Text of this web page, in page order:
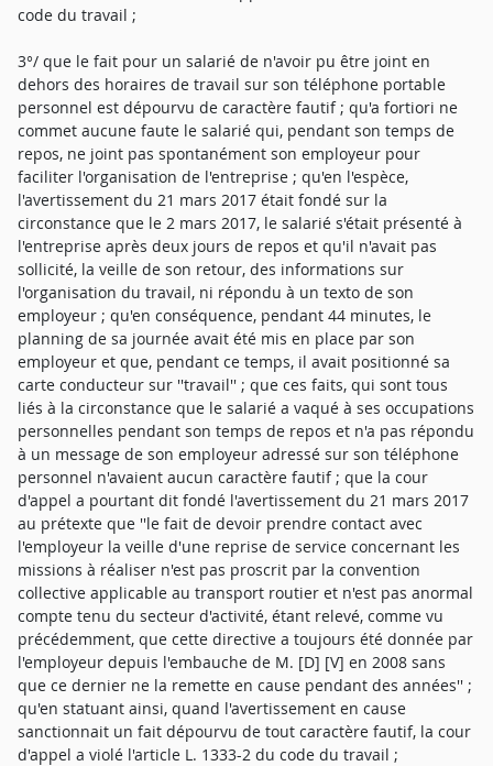
code du travail ;
3°/ que le fait pour un salarié de n'avoir pu être joint en
dehors des horaires de travail sur son téléphone portable
personnel est dépourvu de caractère fautif ; qu'a fortiori ne
commet aucune faute le salarié qui, pendant son temps de
repos, ne joint pas spontanément son employeur pour
faciliter l'organisation de l'entreprise ; qu'en l'espèce,
l'avertissement du 21 mars 2017 était fondé sur la
circonstance que le 2 mars 2017, le salarié s'était présenté à
l'entreprise après deux jours de repos et qu'il n'avait pas
sollicité, la veille de son retour, des informations sur
l'organisation du travail, ni répondu à un texto de son
employeur ; qu'en conséquence, pendant 44 minutes, le
planning de sa journée avait été mis en place par son
employeur et que, pendant ce temps, il avait positionné sa
carte conducteur sur ''travail'' ; que ces faits, qui sont tous
liés à la circonstance que le salarié a vaqué à ses occupations
personnelles pendant son temps de repos et n'a pas répondu
à un message de son employeur adressé sur son téléphone
personnel n'avaient aucun caractère fautif ; que la cour
d'appel a pourtant dit fondé l'avertissement du 21 mars 2017
au prétexte que ''le fait de devoir prendre contact avec
l'employeur la veille d'une reprise de service concernant les
missions à réaliser n'est pas proscrit par la convention
collective applicable au transport routier et n'est pas anormal
compte tenu du secteur d'activité, étant relevé, comme vu
précédemment, que cette directive a toujours été donnée par
l'employeur depuis l'embauche de M. [D] [V] en 2008 sans
que ce dernier ne la remette en cause pendant des années'' ;
qu'en statuant ainsi, quand l'avertissement en cause
sanctionnait un fait dépourvu de tout caractère fautif, la cour
d'appel a violé l'article L. 1333-2 du code du travail ;